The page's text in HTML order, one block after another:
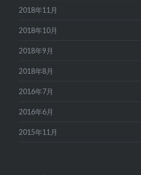
2018年11月
2018年10月
2018年9月
2018年8月
2016年7月
2016年6月
2015年11月